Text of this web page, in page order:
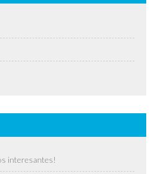
interesantes!